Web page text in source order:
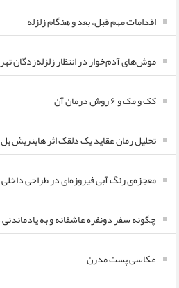
اقدامات مهم قبل، بعد و هنگام زلزله
موش‌های آدم‌خوار در انتظار زلزله‌زدگان
کک و مک و ۶ روش درمان آن
تحلیل رمان عقاید یک دلقک اثر هاینریش بل
معجزه‌ی رنگ آبی فیروزه‌ای در طراحی
چگونه سفر دونفره عاشقانه و به
عکاسی پست مدرن